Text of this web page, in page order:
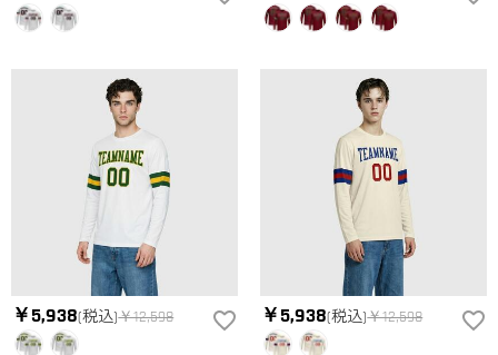
￥5,938(税込)￥12,598 ￥5,938(税込)￥12,598